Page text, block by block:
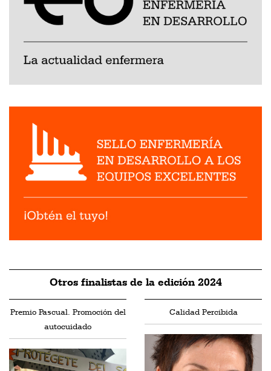
Otros finalistas de la edición 2024
Premio Pascual. Promoción del
autocuidado
Calidad Percibida